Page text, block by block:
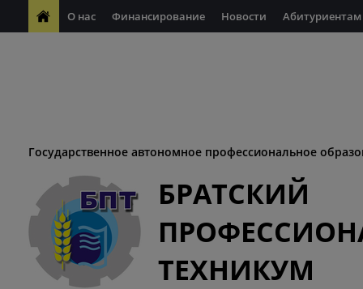
О нас Финансирование Новости Абитуриентам
Государственное автономное профессиональное
БРАТСКИЙ
ТЕХНИКУМ